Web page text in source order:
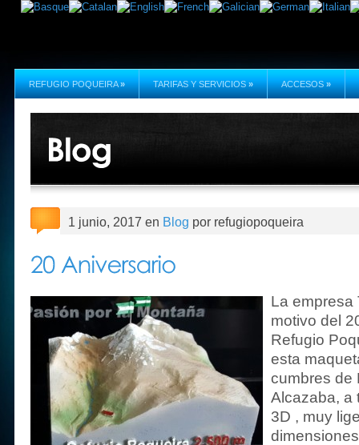
REFUGIO POQUEIRA » TARIFAS Y SERVICIOS » ACCESOS »
1 junio, 2017 en Blog por refugiopoqueira
La empresa
motivo del
Refugio
esta
cumbres de
Alcazaba, a
3D , muy